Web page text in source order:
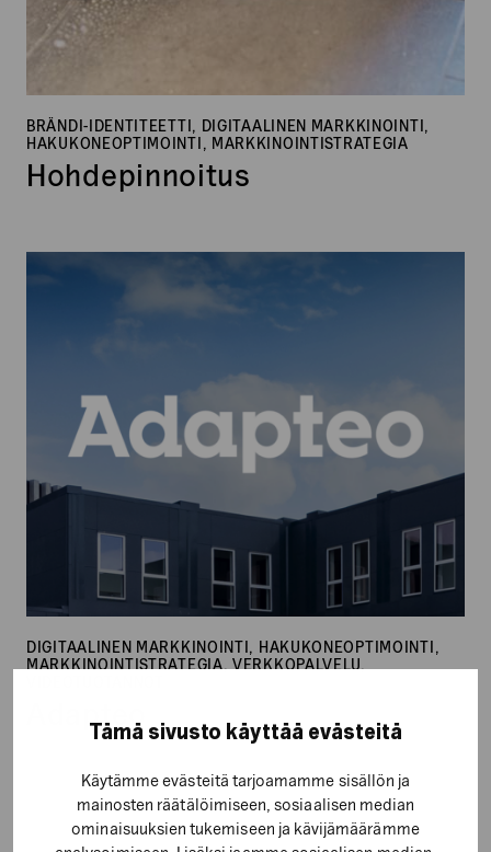
Tämä sivusto käyttää evästeitä
Käytämme evästeitä tarjoamamme sisällön ja
mainosten räätälöimiseen, sosiaalisen median
ominaisuuksien tukemiseen ja kävijämäärämme
BRÄNDI-IDENTITEETTI, DIGITAALINEN MARKKINOINTI,
HAKUKONEOPTIMOINTI, MARKKINOINTISTRATEGIA
Hohdepinnoitus
DIGITAALINEN MARKKINOINTI, HAKUKONEOPTIMOINTI,
MARKKINOINTISTRATEGIA, VERKKOPALVELU,
Adapteo
Express
Hinauspalvelu